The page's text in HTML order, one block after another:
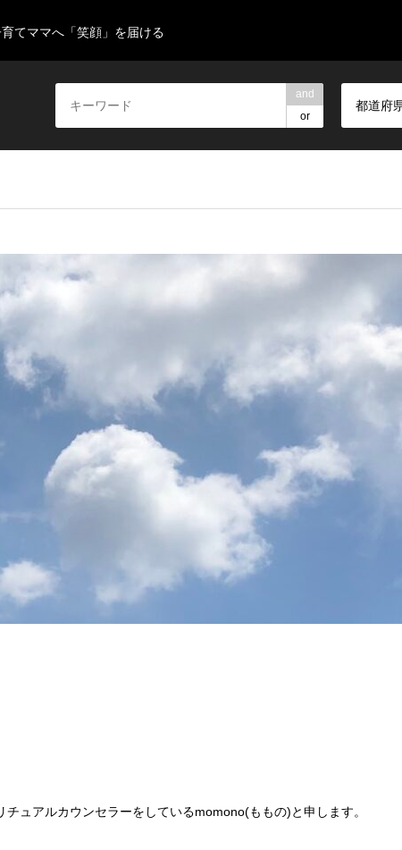
てママへ「笑顔」を届ける
and
or
都道府
ュアルカウンセラーをしているmomono(ももの)と申します。